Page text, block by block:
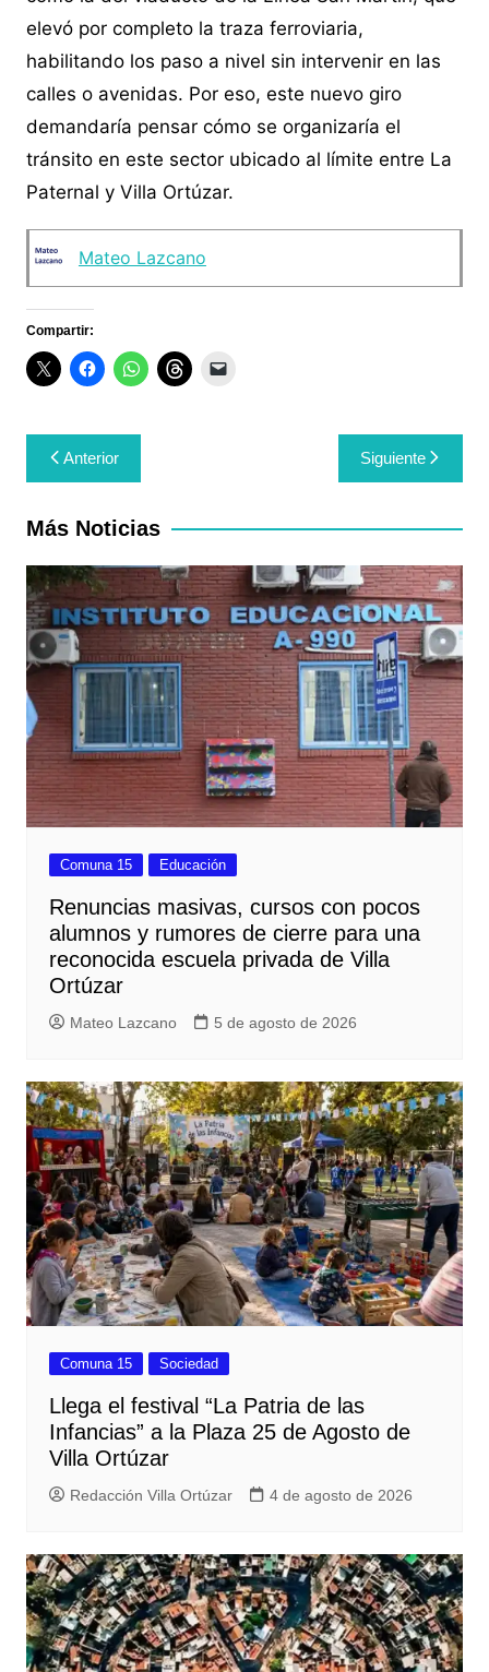
elevó por completo la traza ferroviaria,
habilitando los paso a nivel sin intervenir en las
calles o avenidas. Por eso, este nuevo giro
demandaría pensar cómo se organizaría el
tránsito en este sector ubicado al límite entre La
Paternal y Villa Ortúzar.
Mateo Lazcano
Compartir:
Navegación
de
entradas
Anterior Siguiente
Más Noticias
Comuna 15 Educación
Renuncias masivas, cursos con pocos
alumnos y rumores de cierre para una
reconocida escuela privada de Villa
Ortúzar
Mateo Lazcano 5 de agosto de 2026
Comuna 15 Sociedad
Llega el festival “La Patria de las
Infancias” a la Plaza 25 de Agosto de
Villa Ortúzar
Redacción Villa Ortúzar 4 de agosto de 2026